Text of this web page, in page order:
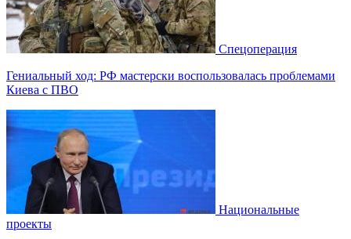
Спецоперация
Гениальный ход: РФ мастерски воспользовалась проблемами
Киева с ПВО
Национальные
проекты